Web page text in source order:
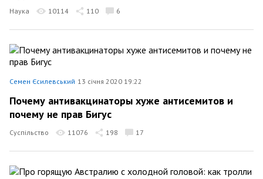
Наука 10114 110 6
Семен Єсилевський 13 січня 2020 19:22
Почему антивакцинаторы хуже антисемитов и
почему не прав Бигус
Суспільство 11076 198 17